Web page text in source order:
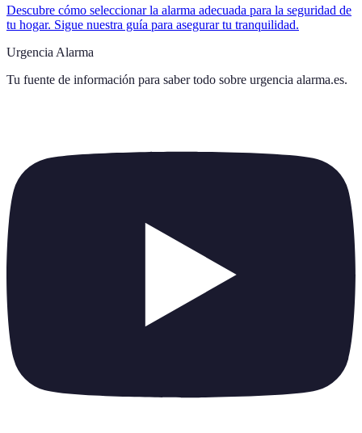
Descubre cómo seleccionar la alarma adecuada para la seguridad de
tu hogar. Sigue nuestra guía para asegurar tu tranquilidad.
Urgencia Alarma
Tu fuente de información para saber todo sobre urgencia alarma.es.